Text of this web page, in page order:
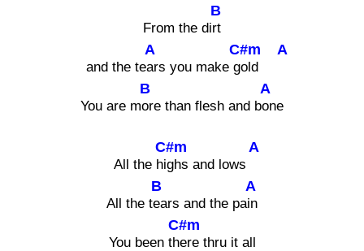
From the di
B
rt
and the te
A
ars you make g
C#m
old
A
You are m
B
ore than flesh and b
A
one
All the hi
C#m
ghs and lows
A
All the t
B
ears and the pa
A
in
You been th
C#m
ere thru it all